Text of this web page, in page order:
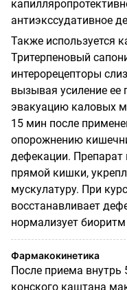
антиэкссудативное
Также используется
Тритерпеновый
интерорецепторы
вызывая усиление ее
эвакуацию каловых
15 мин после
опорожнению
дефекации. Препарат
прямой кишки,
мускулатуру. При
восстанавливает
нормализует
Фармакокинетика
После приема внутрь
конского каштана